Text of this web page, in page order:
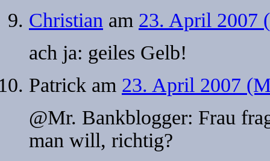
Christian am 23. April 2007
ach ja: geiles Gelb!
Patrick am 23. April 2007
@Mr. Bankblogger: Frau
man will, richtig?